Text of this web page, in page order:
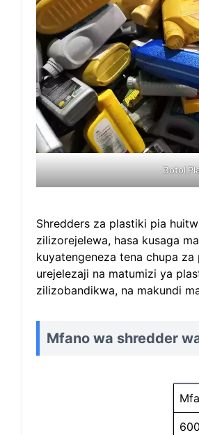
Botol
Shredders za plastiki pia
zilizorejelewa, hasa kusaga
kuyatengeneza tena chupa
urejelezaji na matumizi ya
zilizobandikwa, na makundi
Mfano wa shredder
600